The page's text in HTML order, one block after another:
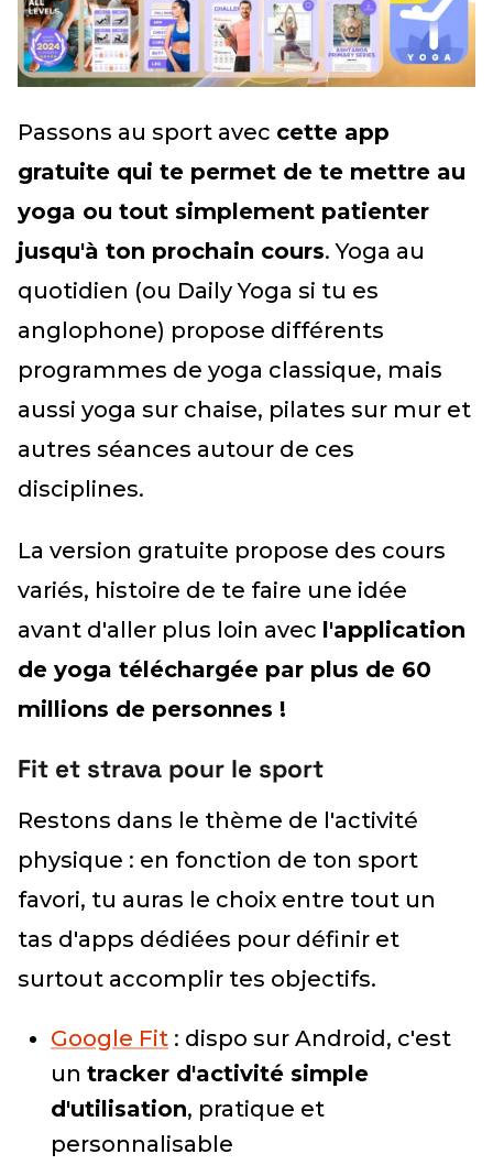
Passons au sport avec cette app
gratuite qui te permet de te mettre au
yoga ou tout simplement patienter
jusqu'à ton prochain cours. Yoga au
quotidien (ou Daily Yoga si tu es
anglophone) propose différents
programmes de yoga classique, mais
aussi yoga sur chaise, pilates sur mur et
autres séances autour de ces
disciplines.
La version gratuite propose des cours
variés, histoire de te faire une idée
avant d'aller plus loin avec l'application
de yoga téléchargée par plus de 60
millions de personnes !
Fit et strava pour le sport
Restons dans le thème de l'activité
physique : en fonction de ton sport
favori, tu auras le choix entre tout un
tas d'apps dédiées pour définir et
surtout accomplir tes objectifs.
Google Fit : dispo sur Android, c'est
un tracker d'activité simple
d'utilisation, pratique et
personnalisable